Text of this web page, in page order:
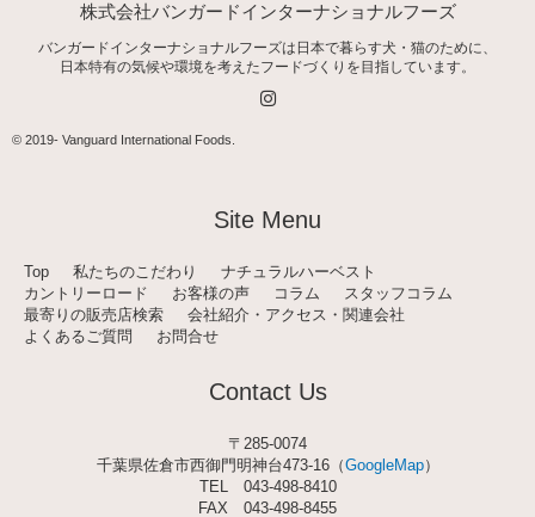
株式会社バンガードインターナショナルフーズ
バンガードインターナショナルフーズは日本で暮らす犬・猫のために、
日本特有の気候や環境を考えたフードづくりを目指しています。
I
n
a
m
© 2019- Vanguard International Foods
Site Menu
Top 私たちのこだわり
ナチュラルハーベスト
カントリーロード
お客様の声 コラム
スタッフコラム
最寄りの販売店検索
会社紹介・アクセス・関連会社
よくあるご質問
お問合せ
Contact Us
〒285-0074
千葉県佐倉市西御門明神台473-16（GoogleMap）
TEL 043-498-8410
FAX 043-498-8455